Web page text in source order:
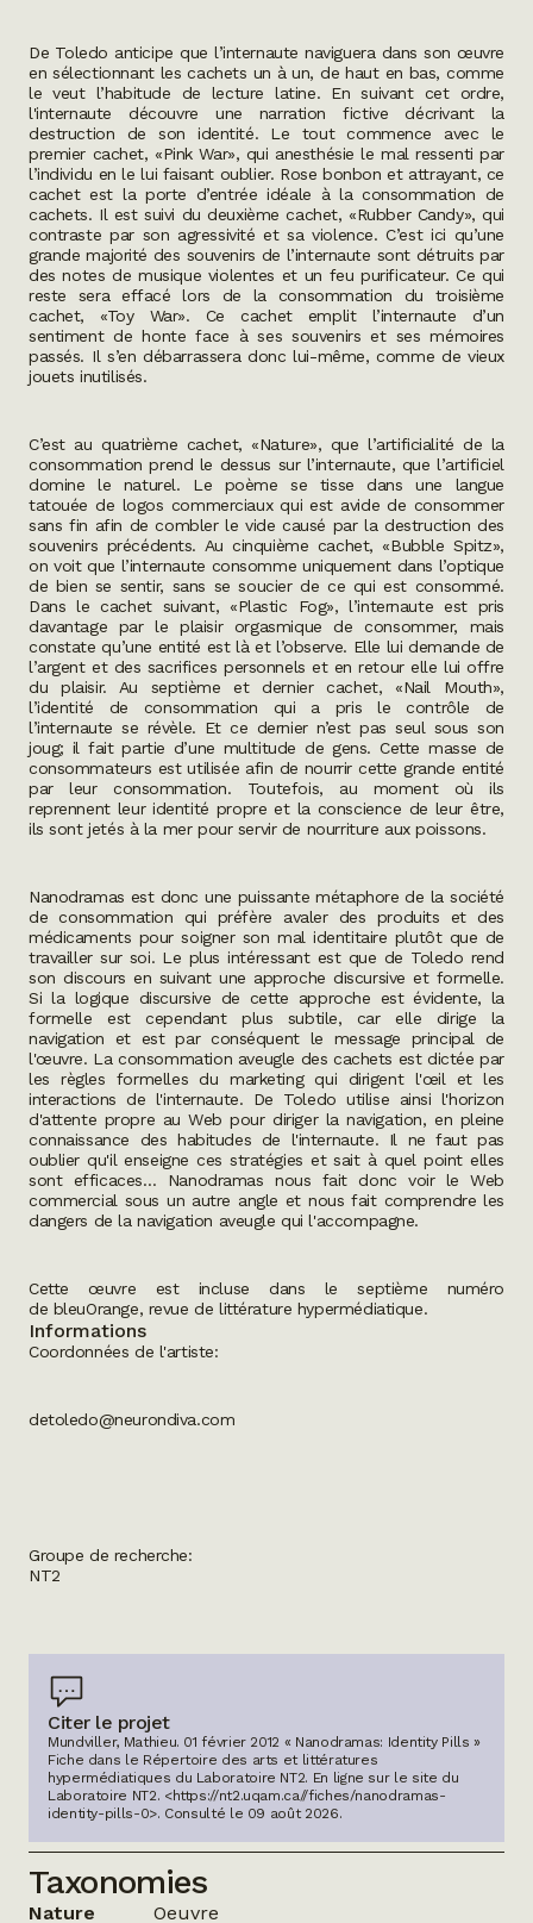
De Toledo anticipe que l’internaute naviguera dans son œuvre
en sélectionnant les cachets un à un, de haut en bas, comme
le veut l’habitude de lecture latine. En suivant cet ordre,
l'internaute découvre une narration fictive décrivant la
destruction de son identité. Le tout commence avec le
premier cachet, «Pink War», qui anesthésie le mal ressenti par
l’individu en le lui faisant oublier. Rose bonbon et attrayant, ce
cachet est la porte d’entrée idéale à la consommation de
cachets. Il est suivi du deuxième cachet, «Rubber Candy», qui
contraste par son agressivité et sa violence. C’est ici qu’une
grande majorité des souvenirs de l’internaute sont détruits par
des notes de musique violentes et un feu purificateur. Ce qui
reste sera effacé lors de la consommation du troisième
cachet, «Toy War». Ce cachet emplit l’internaute d’un
sentiment de honte face à ses souvenirs et ses mémoires
passés. Il s’en débarrassera donc lui-même, comme de vieux
jouets inutilisés.
C’est au quatrième cachet, «Nature», que l’artificialité de la
consommation prend le dessus sur l’internaute, que l’artificiel
domine le naturel. Le poème se tisse dans une langue
tatouée de logos commerciaux qui est avide de consommer
sans fin afin de combler le vide causé par la destruction des
souvenirs précédents. Au cinquième cachet, «Bubble Spitz»,
on voit que l’internaute consomme uniquement dans l’optique
de bien se sentir, sans se soucier de ce qui est consommé.
Dans le cachet suivant, «Plastic Fog», l’internaute est pris
davantage par le plaisir orgasmique de consommer, mais
constate qu’une entité est là et l’observe. Elle lui demande de
l’argent et des sacrifices personnels et en retour elle lui offre
du plaisir. Au septième et dernier cachet, «Nail Mouth»,
l’identité de consommation qui a pris le contrôle de
l’internaute se révèle. Et ce dernier n’est pas seul sous son
joug; il fait partie d’une multitude de gens. Cette masse de
consommateurs est utilisée afin de nourrir cette grande entité
par leur consommation. Toutefois, au moment où ils
reprennent leur identité propre et la conscience de leur être,
ils sont jetés à la mer pour servir de nourriture aux poissons.
Nanodramas est donc une puissante métaphore de la société
de consommation qui préfère avaler des produits et des
médicaments pour soigner son mal identitaire plutôt que de
travailler sur soi. Le plus intéressant est que de Toledo rend
son discours en suivant une approche discursive et formelle.
Si la logique discursive de cette approche est évidente, la
formelle est cependant plus subtile, car elle dirige la
navigation et est par conséquent le message principal de
l'œuvre. La consommation aveugle des cachets est dictée par
les règles formelles du marketing qui dirigent l'œil et les
interactions de l'internaute. De Toledo utilise ainsi l'horizon
d'attente propre au Web pour diriger la navigation, en pleine
connaissance des habitudes de l'internaute. Il ne faut pas
oublier qu'il enseigne ces stratégies et sait à quel point elles
sont efficaces… Nanodramas nous fait donc voir le Web
commercial sous un autre angle et nous fait comprendre les
dangers de la navigation aveugle qui l'accompagne.
Cette œuvre est incluse dans le septième numéro
de bleuOrange, revue de littérature hypermédiatique.
Informations
Coordonnées de l'artiste:
detoledo@neurondiva.com
Groupe de recherche:
NT2
Citer le projet
Mundviller, Mathieu. 01 février 2012 « Nanodramas: Identity Pills »
Fiche dans le Répertoire des arts et littératures
hypermédiatiques du Laboratoire NT2. En ligne sur le site du
Laboratoire NT2. <https://nt2.uqam.ca//fiches/nanodramas-
identity-pills-0>. Consulté le 09 août 2026.
Taxonomies
Nature Oeuvre